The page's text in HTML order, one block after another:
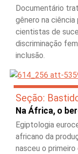
Documentário
gênero na
cientistas de
discriminação
inclusão.
Seção:
Na África, o
Egiptologia
africano da
nasceu o